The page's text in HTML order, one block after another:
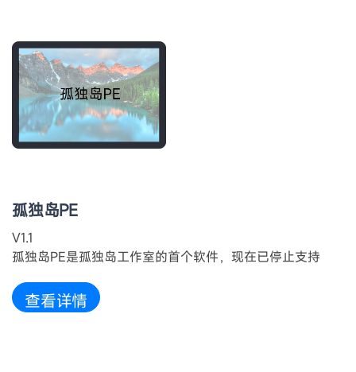
孤独岛PE
V1.1
孤独岛PE是孤独岛工作室的首个软件，现在已停止支持
查看详情